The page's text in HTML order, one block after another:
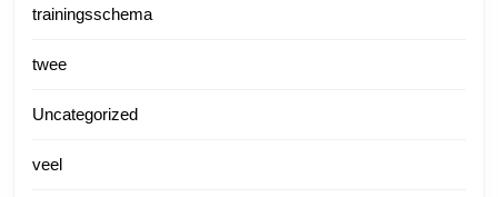
trainingsschema
twee
Uncategorized
veel